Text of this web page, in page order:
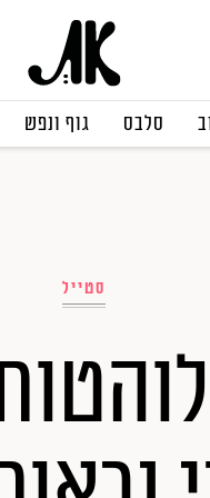
סלבס גוף ונפש
סטייל